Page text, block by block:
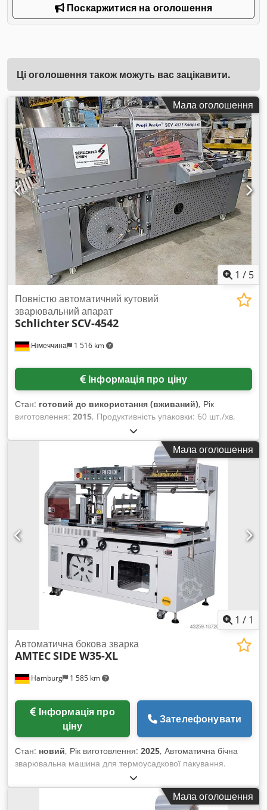
Поскаржитися на оголошення
Ці оголошення також можуть вас зацікавити.
Мала оголошення
1 / 5
Німеччина 1 516 km
Повністю автоматичний кутовий
зварювальний апарат
SchlichterSCV-4542
Інформація про ціну
Стан: готовий до використання (вживаний), Рік
виготовлення: 2015, Продуктивність упаковки: 60 шт./хв,
максимальна ширина продукту: 450 мм, максимальна
висота продукту: 200 мм, швидкість подачі: 8–30 м/хв,
діапазон товщини плівки: 10–80 мкм, максимальна
температура: 170°C, загальна потужність: 25 кВт. Розміри
машини (Д/Ш/В): приблизно 4000 мм/2400 мм/1800 мм,
вага: близько 1500 кг, система керування: Delta.
Документація в наявності. Огляд на місці можливий.
Codpfjudm A Asx Abyjha
Мала оголошення
1 / 1
Hamburg 1 585 km
Автоматична бокова зварка
AMTECSIDE W35-XL
ціну
Зателефонувати
Стан: новий, Рік виготовлення: 2025, Автоматична бічна
зварювальна машина для термоусадкової пакування.
Ідеально підходить у комбінації з термотунелем
SHRINKtunnel-POF-L. Придатна для повністю
автоматичного виробництва на лінії, можливе якМала оголошення